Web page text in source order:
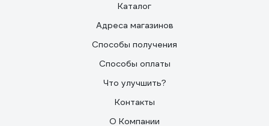
Каталог
Адреса магазинов
Способы получения
Способы оплаты
Что улучшить?
Контакты
О Компании